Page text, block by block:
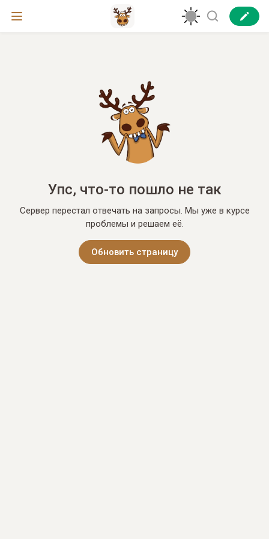
Упс, что-то пошло не так
Сервер перестал отвечать на запросы. Мы уже в курсе
проблемы и решаем её.
Обновить страницу